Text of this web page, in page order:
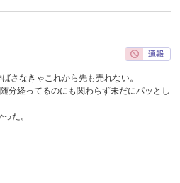
さなきゃこれから先も売れない。
分経ってるのにも関わらず未だにパッとし
た。